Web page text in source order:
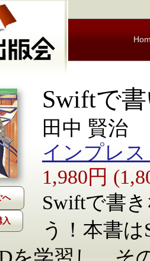
入
Swiftで
田中 賢治
インプレス
1,980円
Swiftで書
う！本書